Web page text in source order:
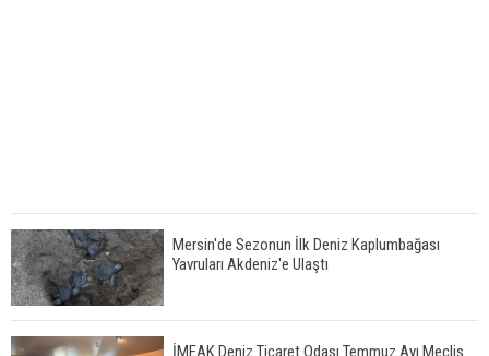
Mersin'de Sezonun İlk Deniz Kaplumbağası
Yavruları Akdeniz'e Ulaştı
İMEAK Deniz Ticaret Odası Temmuz Ayı Meclis